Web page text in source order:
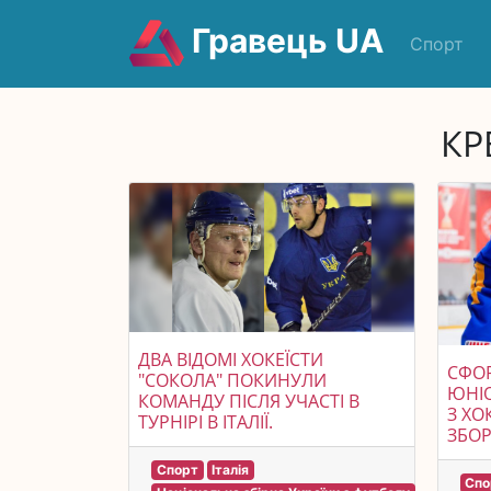
Гравець UA Спорт
ДВА ВІДОМІ ХОКЕЇСТИ
"СОКОЛА" ПОКИНУЛИ
КОМАНДУ ПІСЛЯ УЧАСТІ В
ТУРНІРІ В ІТАЛІЇ.
Спорт
Італія
З